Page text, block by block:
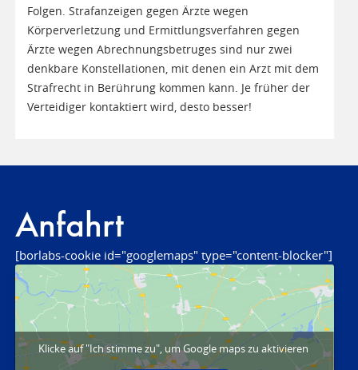
Folgen. Strafanzeigen gegen Ärzte wegen
Körperverletzung und Ermittlungsverfahren gegen
Ärzte wegen Abrechnungsbetruges sind nur zwei
denkbare Konstellationen, mit denen ein Arzt mit dem
Strafrecht in Berührung kommen kann. Je früher der
Verteidiger kontaktiert wird, desto besser!
Anfahrt
[borlabs-cookie id="googlemaps" type="content-blocker"]
Klicke auf "Ich stimme zu", um Google maps zu aktivieren